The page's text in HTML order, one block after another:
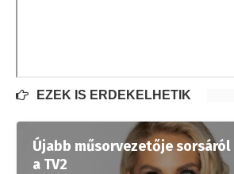
EZEK IS ÉRDEKELHETIK
Újabb műsorvezetője
a TV2